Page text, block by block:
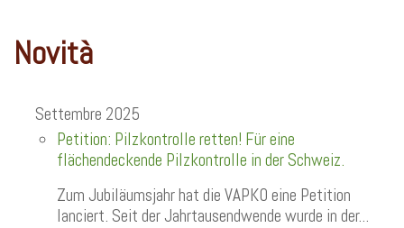
Novità
Settembre 2025
Petition: Pilzkontrolle retten! Für eine
flächendeckende Pilzkontrolle in der Schweiz.
Zum Jubiläumsjahr hat die VAPKO eine Petition
lanciert. Seit der Jahrtausendwende wurde in der...